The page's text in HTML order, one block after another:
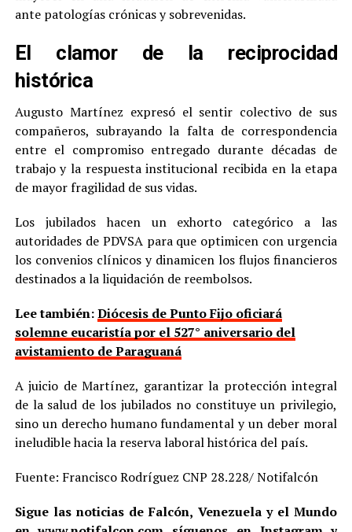
ante patologías crónicas y sobrevenidas.
El clamor de la reciprocidad
histórica
Augusto Martínez expresó el sentir colectivo de sus
compañeros, subrayando la falta de correspondencia
entre el compromiso entregado durante décadas de
trabajo y la respuesta institucional recibida en la etapa
de mayor fragilidad de sus vidas.
Los jubilados hacen un exhorto categórico a las
autoridades de PDVSA para que optimicen con urgencia
los convenios clínicos y dinamicen los flujos financieros
destinados a la liquidación de reembolsos.
Lee también:Diócesis de Punto Fijo oficiará
solemne eucaristía por el 527° aniversario del
avistamiento de Paraguaná
A juicio de Martínez, garantizar la protección integral
de la salud de los jubilados no constituye un privilegio,
sino un derecho humano fundamental y un deber moral
ineludible hacia la reserva laboral histórica del país.
Fuente: Francisco Rodríguez CNP 28.228/ Notifalcón
Sigue las noticias de Falcón, Venezuela y el Mundo